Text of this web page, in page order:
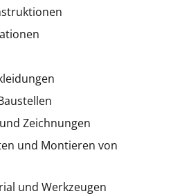
Zeichnungen
und Montieren von
und Werkzeugen